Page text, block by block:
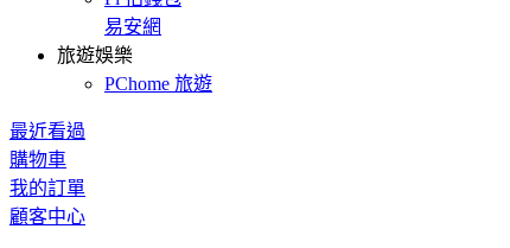
易安網
旅遊娛樂
PChome 旅遊
最近看過
購物車
我的訂單
顧客中心